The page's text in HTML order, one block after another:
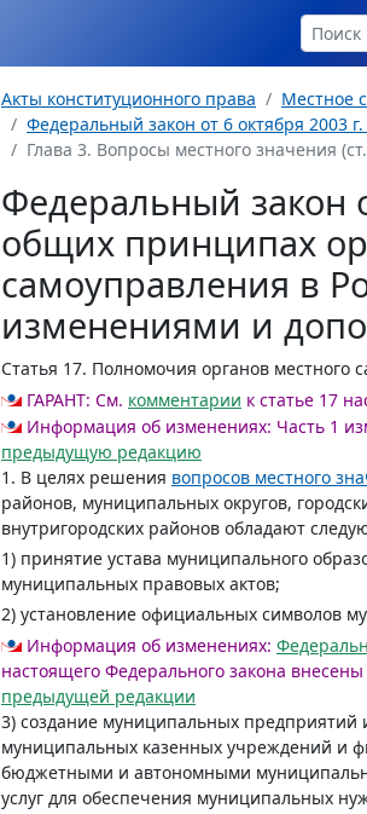
Акты конституционного права
Местное
Федеральный закон от 6 октября 2003
Глава 3. Вопросы местного значения
Федеральный закон
общих принципах
самоуправления в
изменениями и
Статья 17. Полномочия органов местного
ГАРАНТ: См. комментарии к статье 17
Информация об изменениях: Часть 1
предыдущую редакцию
1. В целях решения вопросов местного
районов, муниципальных округов,
внутригородских районов обладают
1) принятие устава муниципального
муниципальных правовых актов;
2) установление официальных символов
Информация об изменениях:
настоящего Федерального закона
предыдущей редакции
3) создание муниципальных предприятий
муниципальных казенных учреждений и
бюджетными и автономными
услуг для обеспечения муниципальных